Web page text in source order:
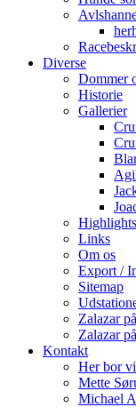
Diverse
Dommer
Historie
Gallerier
Highlights
Links
Om os
Export /
Sitemap
Zalazar
Zalazar
Kontakt
Her bor vi
Mette
Michael